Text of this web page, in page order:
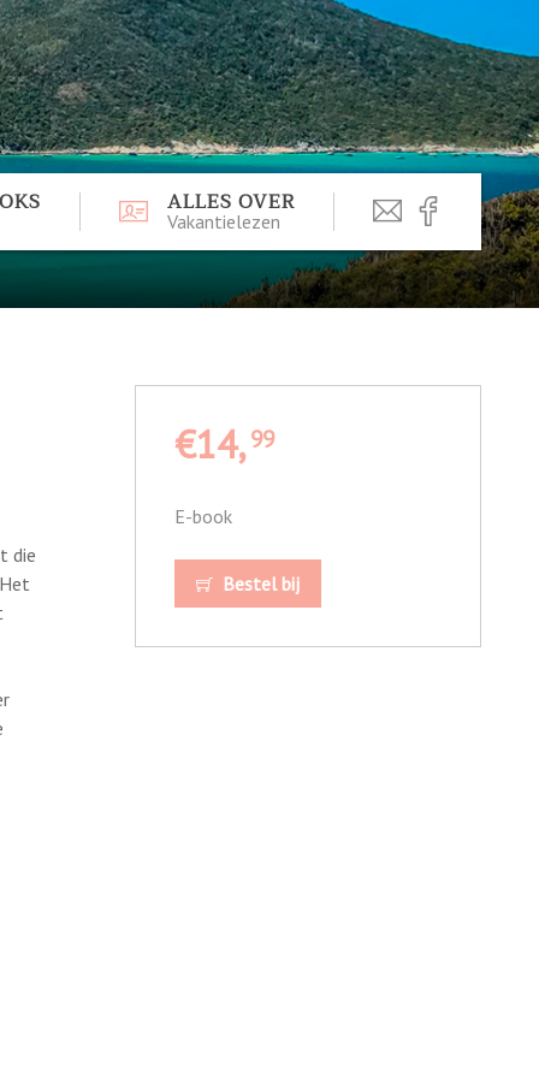
ALLES OVER
Vakantielezen
die
€14,99
E-book
Bestel bij